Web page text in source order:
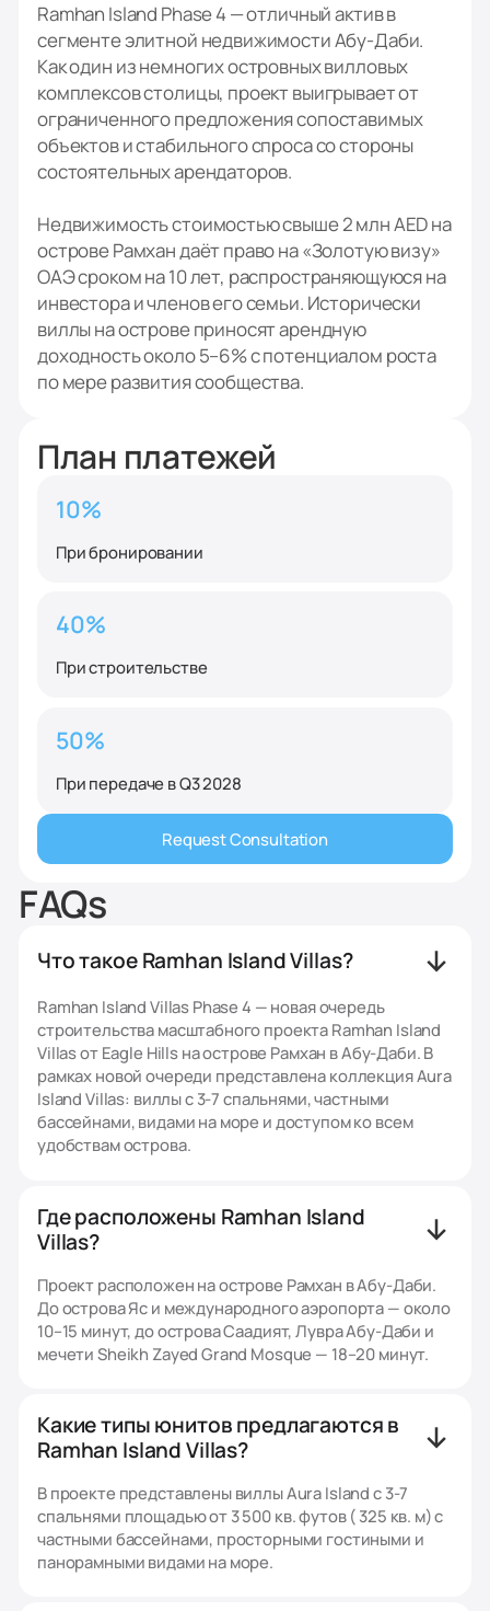
Ramhan Island Phase 4 — отличный актив в
сегменте элитной недвижимости Абу-Даби.
Как один из немногих островных вилловых
комплексов столицы, проект выигрывает от
ограниченного предложения сопоставимых
объектов и стабильного спроса со стороны
состоятельных арендаторов.
Недвижимость стоимостью свыше 2 млн AED на
острове Рамхан даёт право на «Золотую визу»
ОАЭ сроком на 10 лет, распространяющуюся на
инвестора и членов его семьи. Исторически
виллы на острове приносят арендную
доходность около 5–6% с потенциалом роста
по мере развития сообщества.
План платежей
10%
При бронировании
40%
При строительстве
50%
При передаче в Q3 2028
Request Consultation
FAQs
Что такое Ramhan Island Villas?
Ramhan Island Villas Phase 4 — новая очередь
строительства масштабного проекта Ramhan Island
Villas от Eagle Hills на острове Рамхан в Абу-Даби. В
рамках новой очереди представлена коллекция Aura
Island Villas: виллы с 3-7 спальнями, частными
бассейнами, видами на море и доступом ко всем
удобствам острова.
Где расположены Ramhan Island
Villas?
Проект расположен на острове Рамхан в Абу-Даби.
До острова Яс и международного аэропорта — около
10–15 минут, до острова Саадият, Лувра Абу-Даби и
мечети Sheikh Zayed Grand Mosque — 18–20 минут.
Какие типы юнитов предлагаются в
Ramhan Island Villas?
В проекте представлены виллы Aura Island с 3-7
спальнями площадью от 3 500 кв. футов ( 325 кв. м) с
частными бассейнами, просторными гостиными и
панорамными видами на море.